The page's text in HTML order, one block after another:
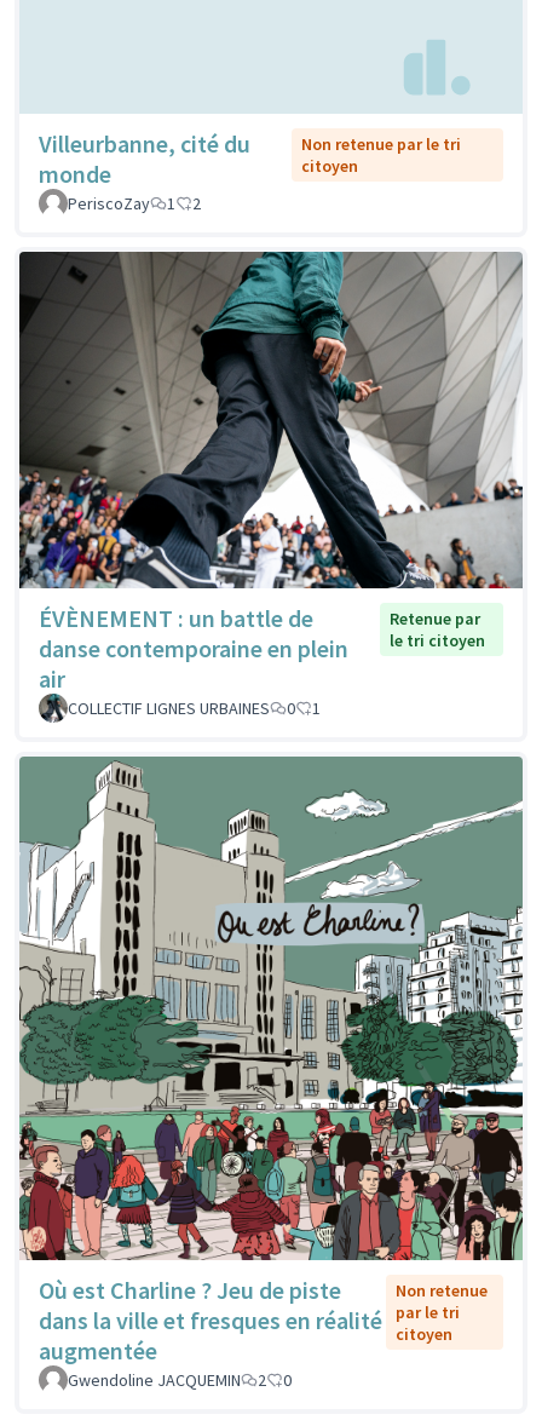
Villeurbanne, cité du
monde
Non retenue par le tri
citoyen
PeriscoZay
1 2
ÉVÈNEMENT : un battle de
danse contemporaine en plein
air
Retenue par
le tri citoyen
COLLECTIF LIGNES URBAINES 0 1
Où est Charline ? Jeu de piste
dans la ville et fresques en réalité
augmentée
Non retenue
par le tri
citoyen
Gwendoline JACQUEMIN 2 0